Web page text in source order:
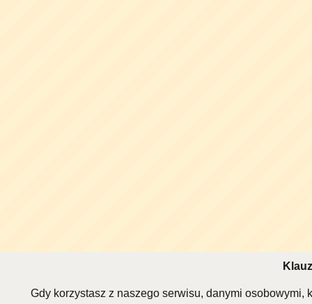
Gdy korzystasz z naszego serwisu, danymi osobowymi,